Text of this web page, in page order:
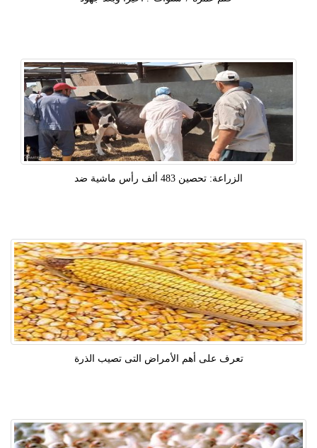
الزراعة: تحصين 483 ألف رأس ماشية ضد
تعرف على أهم الأمراض التى تصيب الذرة